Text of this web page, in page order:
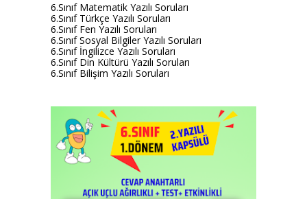
6.Sınıf Matematik Yazılı Soruları
6.Sınıf Türkçe Yazılı Soruları
6.Sınıf Fen Yazılı Soruları
6.Sınıf Sosyal Bilgiler Yazılı Soruları
6.Sınıf İngilizce Yazılı Soruları
6.Sınıf Din Kültürü Yazılı Soruları
6.Sınıf Bilişim Yazılı Soruları